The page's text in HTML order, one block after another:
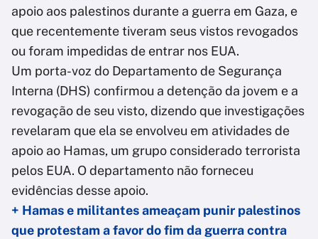
apoio aos palestinos durante a guerra em Gaza, e
que recentemente tiveram seus vistos revogados
ou foram impedidas de entrar nos EUA.
Um porta-voz do Departamento de Segurança
Interna (DHS) confirmou a detenção da jovem e a
revogação de seu visto, dizendo que investigações
revelaram que ela se envolveu em atividades de
apoio ao Hamas, um grupo considerado terrorista
pelos EUA. O departamento não forneceu
evidências desse apoio.
+ Hamas e militantes ameaçam punir palestinos
que protestam a favor do fim da guerra contra